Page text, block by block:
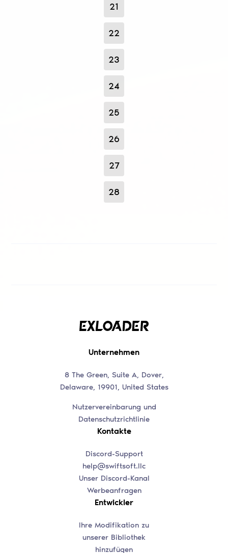
21
22
23
24
25
26
27
28
Unternehmen
8 The Green, Suite A, Dover,
Delaware, 19901, United States
Nutzervereinbarung und
Datenschutzrichtlinie
Kontakte
Discord-Support
help@swiftsoft.llc
Unser Discord-Kanal
Werbeanfragen
Entwickler
Ihre Modifikation zu
unserer Bibliothek
hinzufügen